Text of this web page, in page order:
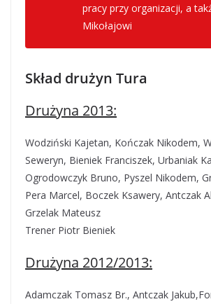
pracy przy organizacji, a
Mikołajowi
Skład drużyn Tura
Drużyna 2013:
Wodziński Kajetan, Kończak Nikodem,
Seweryn, Bieniek Franciszek, Urbaniak
Ogrodowczyk Bruno, Pyszel Nikodem,
Pera Marcel, Boczek Ksawery, Antczak
Grzelak Mateusz
Trener Piotr Bieniek
Drużyna 2012/2013:
Adamczak Tomasz Br., Antczak